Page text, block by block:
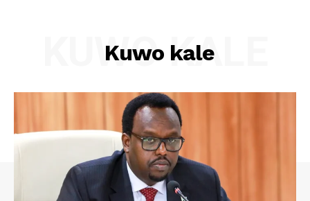
Kuwo kale
KUWO KALE